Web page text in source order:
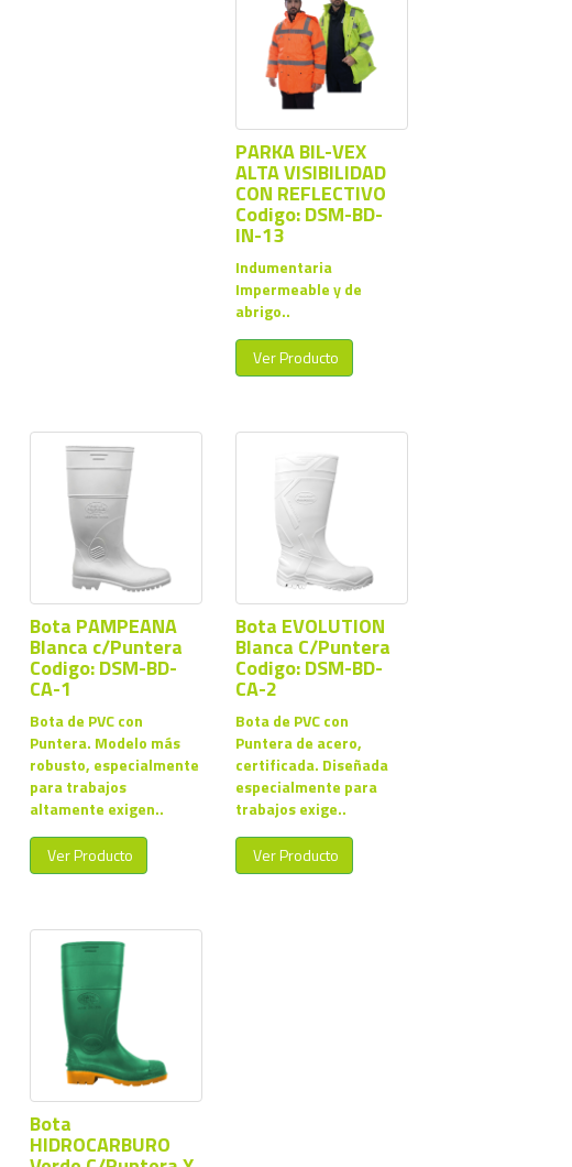
PARKA BIL-VEX
ALTA VISIBILIDAD
CON REFLECTIVO
Codigo: DSM-BD-
IN-13
Indumentaria
Impermeable y de
abrigo..
Ver Producto
Bota PAMPEANA
Blanca c/Puntera
Codigo: DSM-BD-
CA-1
Bota de PVC con
Puntera. Modelo más
robusto, especialmente
para trabajos
altamente exigen..
Ver Producto
Bota EVOLUTION
Blanca C/Puntera
Codigo: DSM-BD-
CA-2
Bota de PVC con
Puntera de acero,
certificada. Diseñada
especialmente para
trabajos exige..
Ver Producto
Bota
HIDROCARBURO